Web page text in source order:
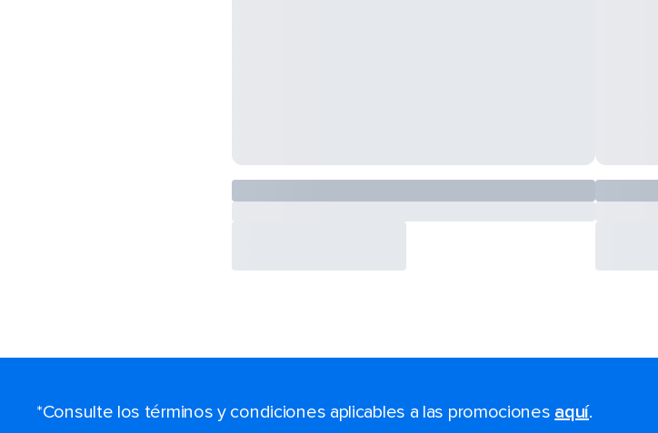
*Consulte los términos y condiciones aplicables a las promociones aquí.